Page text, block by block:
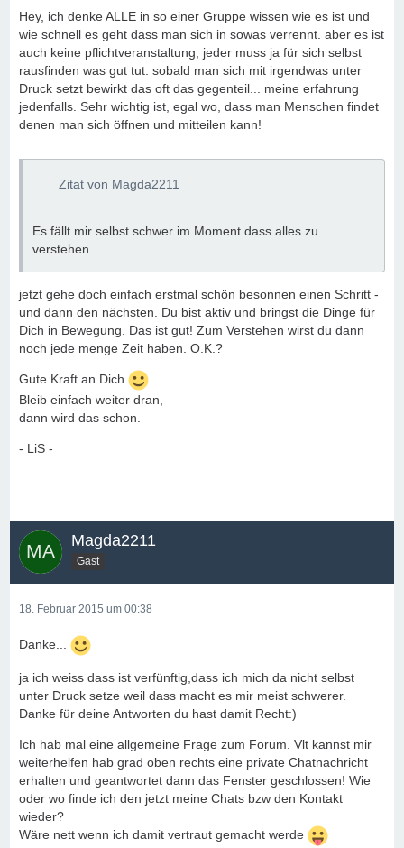
Hey, ich denke ALLE in so einer Gruppe wissen wie es ist und
wie schnell es geht dass man sich in sowas verrennt. aber es ist
auch keine pflichtveranstaltung, jeder muss ja für sich selbst
rausfinden was gut tut. sobald man sich mit irgendwas unter
Druck setzt bewirkt das oft das gegenteil... meine erfahrung
jedenfalls. Sehr wichtig ist, egal wo, dass man Menschen findet
denen man sich öffnen und mitteilen kann!
Zitat von Magda2211
Es fällt mir selbst schwer im Moment dass alles zu
verstehen.
jetzt gehe doch einfach erstmal schön besonnen einen Schritt -
und dann den nächsten. Du bist aktiv und bringst die Dinge für
Dich in Bewegung. Das ist gut! Zum Verstehen wirst du dann
noch jede menge Zeit haben. O.K.?
Gute Kraft an Dich
Bleib einfach weiter dran,
dann wird das schon.
- LiS -
Magda2211
Gast
18. Februar 2015 um 00:38
Danke...
ja ich weiss dass ist verfünftig,dass ich mich da nicht selbst
unter Druck setze weil dass macht es mir meist schwerer.
Danke für deine Antworten du hast damit Recht:)
Ich hab mal eine allgemeine Frage zum Forum. Vlt kannst mir
weiterhelfen hab grad oben rechts eine private Chatnachricht
erhalten und geantwortet dann das Fenster geschlossen! Wie
oder wo finde ich den jetzt meine Chats bzw den Kontakt
wieder?
Wäre nett wenn ich damit vertraut gemacht werde